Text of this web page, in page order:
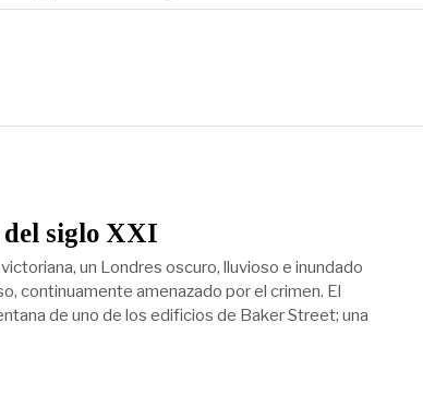
del siglo XXI
un Londres oscuro, lluvioso e inundado
continuamente amenazado por el crimen. El
de uno de los edificios de Baker Street; una